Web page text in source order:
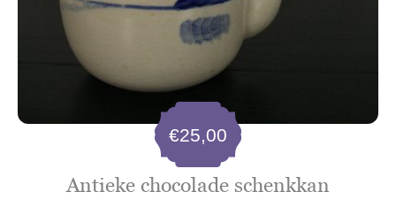
Antieke chocolade schenkkan
€25,00